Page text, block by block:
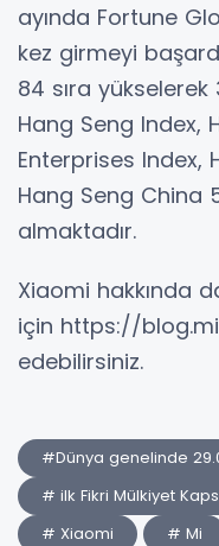
ayında Fortune
kez girmeyi
84 sıra yükselerek
Hang Seng Index,
Enterprises Index,
Hang Seng China
almaktadır.
Xiaomi hakkında
için https://
edebilirsiniz.
#Dünya genelinde
# ilk Fikri Mülkiyet
# Xiaomi
# Mi